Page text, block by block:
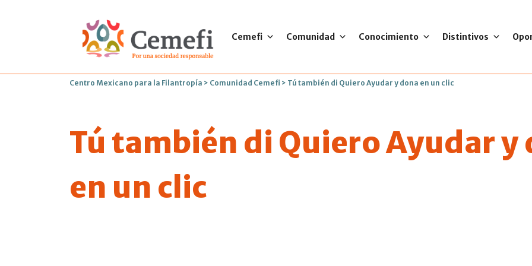
Cemefi Comunidad Conocimiento Distintivos
Centro Mexicano para la Filantropía > Comunidad Cemefi > Tú también di Quiero Ayudar y dona en un clic
Tú también di Quiero Ayudar y
en un clic